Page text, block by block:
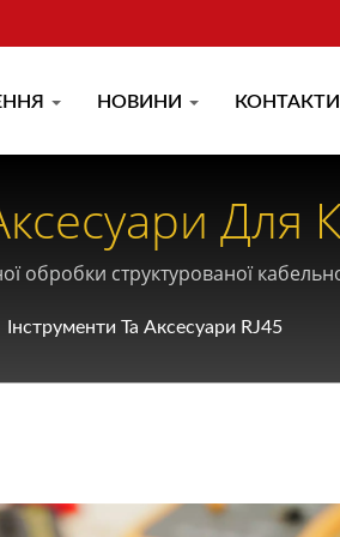
НОВИНИ КОНТАКТИ
Для
структурованої
Інструменти Та Аксесуари RJ45